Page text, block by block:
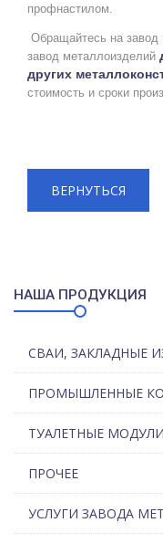
профнастилом.
Обращайтесь на завод
завод металлоизделий
других
стоимость и сроки
ВЕРНУТЬСЯ
НАША ПРОДУКЦИЯ
СВАИ, ЗАКЛАДНЫЕ
ПРОМЫШЛЕННЫЕ
ТУАЛЕТНЫЕ МОДУЛИ
ПРОЧЕЕ
УСЛУГИ ЗАВОДА